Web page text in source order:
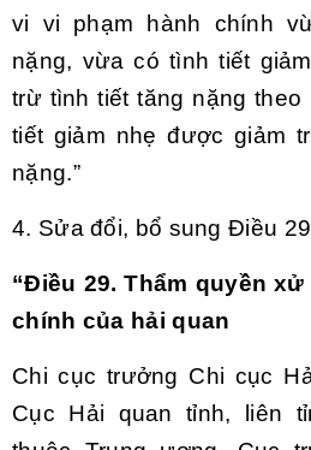
vi vi phạm hành chính
nặng, vừa có tình tiết
trừ tình tiết tăng nặng theo
tiết giảm nhẹ được giảm
nặng.”
4. Sửa đổi, bổ sung Điều 29
“Điều 29. Thẩm quyền
chính của hải quan
Chi cục trưởng Chi cục
Cục Hải quan tỉnh, liên